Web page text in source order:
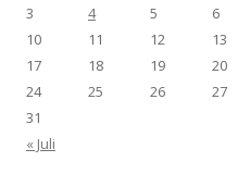
3
4 5 6
10
11 12 13
17
18 19 20
24
25 26 27
31
« Juli